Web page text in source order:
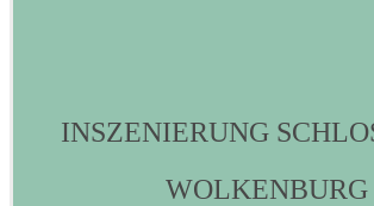
INSZENIERUNG
WOLKENBURG